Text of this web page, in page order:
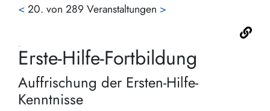
< 20. von 289 Veranstaltungen >
Erste-Hilfe-Fortbildung
Auffrischung der Ersten-Hilfe-
Kenntnisse